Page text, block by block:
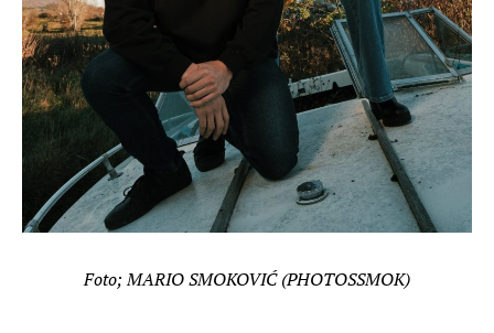
Foto; MARIO SMOKOVIĆ (PHOTOSSMOK)